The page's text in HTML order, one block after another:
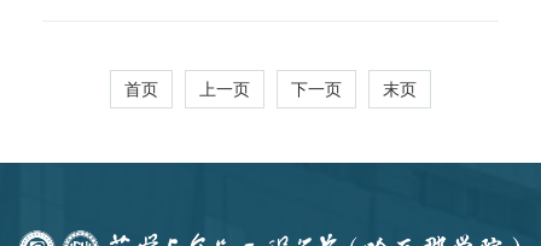
首页 上一页 下一页 末页